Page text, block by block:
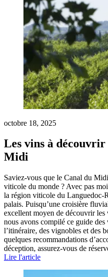
octobre 18, 2025
Les vins à
Midi
Saviez-vous que le Canal du
viticole du monde ? Avec pas
la région viticole du Languedoc-
palais. Puisqu’une croisière
excellent moyen de découvrir
nous avons compilé ce guide
l’itinéraire, des vignobles et des
quelques recommandations
déception, assurez-vous de
Lire l'article